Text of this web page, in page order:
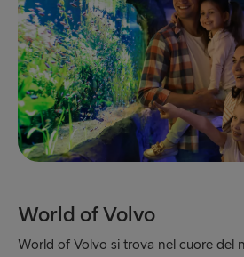
World of Volvo
World of Volvo si trova nel cuore del